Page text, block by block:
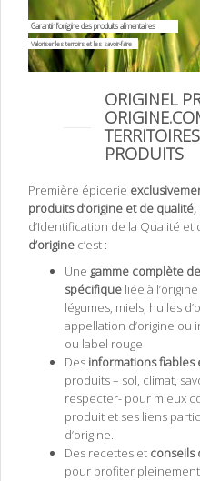
Garantir l’origine des produits alimentaires
Valoriser les terroirs et les savoir-faire
ORIGINEL
PRODUITS
Première épicerie
produits d’origine et de qualité,
d’Identification de la Qualité et
d’origine c’est :
Une gamme complète
spécifique liée à
légumes, miels, huiles
appellation d’origine ou
ou label rouge
Des informations fiables
produits – sol, climat,
respecter- pour mieux
produit et ses liens
d’origine.
Des recettes et conseils
pour profiter